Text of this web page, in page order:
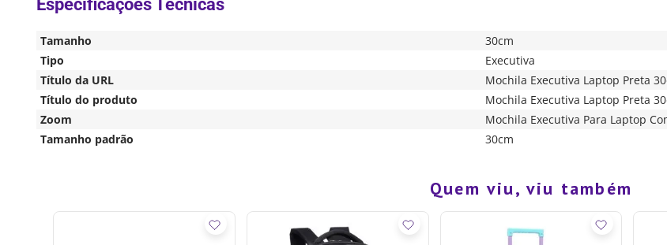
Tamanho
30cm
Tipo
Executiva
Título da URL
Mochila Executiva Laptop Preta
Título do produto
Mochila Executiva Laptop Preta
Zoom
Mochila Executiva Para Laptop
Tamanho padrão
30cm
Quem viu, viu também